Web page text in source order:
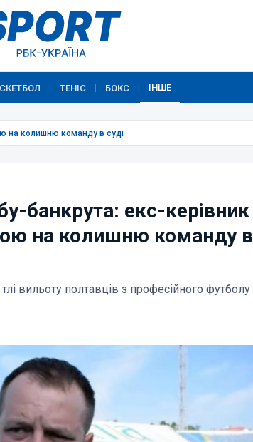
ТЕНІС БОКС ІНШЕ
на колишню команду в суді
банкрута: екс-керівник
на колишню команду в
вильоту полтавців з професійного футболу